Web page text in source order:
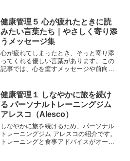
start an organic and additive-free
lifestyle? Discover easy-to-find healthy
food options from Japanese convenience
stores and supermarkets, with detailed
explanations and recommended products
for daily life.
健康管理５ 心が疲れたときに読
みたい言葉たち｜やさしく寄り添
うメッセージ集
心が疲れてしまったとき、そっと寄り添
ってくれる優しい言葉があります。この
記事では、心を癒すメッセージや前向き
When your heart feels tired, sometimes
it's the quiet, poetic words that offer the
most comfort. Discover a curated
selection of rare and soothing phrases
that gently ease emotional fatigue and
bring peace to your soul.
健康管理１ しなやかに旅を続け
る パーソナルトレーニングジム
アレスコ（Alesco）
しなやかに旅を続けるため、パーソナル
トレーニングジム アレスコの紹介です。
トレーニングと食事アドバイスがオーダ